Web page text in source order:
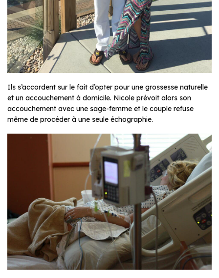
Ils s’accordent sur le fait d’opter pour une grossesse naturelle
et un accouchement à domicile. Nicole prévoit alors son
accouchement avec une sage-femme et le couple refuse
même de procéder à une seule échographie.